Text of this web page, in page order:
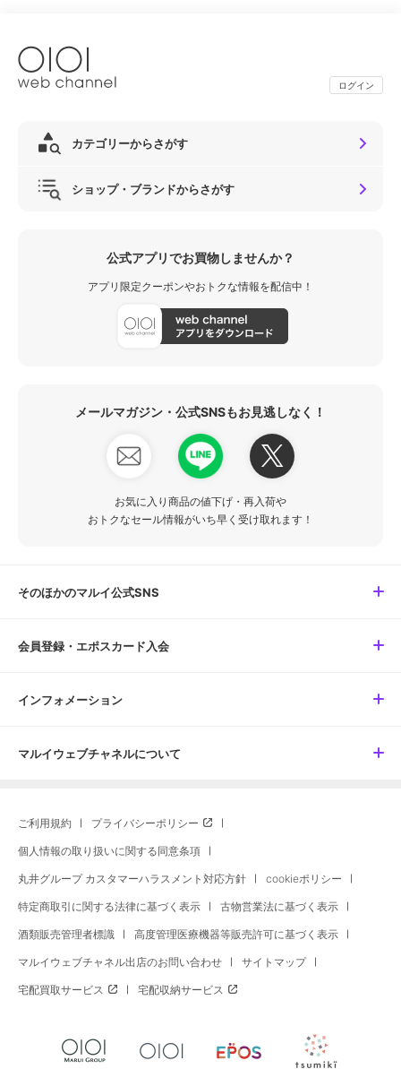
ログイン
カテゴリーからさがす
ショップ・ブランドからさがす
公式アプリでお買物しませんか？
アプリ限定クーポンやおトクな情報を配信中！
メールマガジン・公式SNSもお見逃しなく！
お気に入り商品の値下げ・再入荷や
おトクなセール情報がいち早く受け取れます！
そのほかのマルイ公式SNS
会員登録・エポスカード入会
インフォメーション
マルイウェブチャネルについて
ご利用規約 プライバシーポリシー
個人情報の取り扱いに関する同意条項
丸井グループ カスタマーハラスメント対応方針 cookieポリシー
特定商取引に関する法律に基づく表示 古物営業法に基づく表示
酒類販売管理者標識 高度管理医療機器等販売許可に基づく表示
マルイウェブチャネル出店のお問い合わせ サイトマップ
宅配買取サービス 宅配収納サービス